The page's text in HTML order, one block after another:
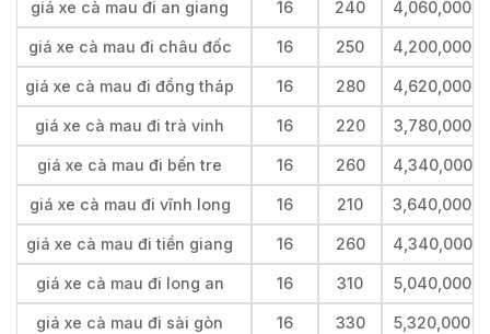
giá xe cà mau đi an giang 16 240 4,060,000
giá xe cà mau đi châu đốc 16 250 4,200,000
giá xe cà mau đi đồng tháp 16 280 4,620,000
giá xe cà mau đi trà vinh 16 220 3,780,000
giá xe cà mau đi bến tre 16 260 4,340,000
giá xe cà mau đi vĩnh long 16 210 3,640,000
giá xe cà mau đi tiền giang 16 260 4,340,000
giá xe cà mau đi long an 16 310 5,040,000
giá xe cà mau đi sài gòn 16 330 5,320,000